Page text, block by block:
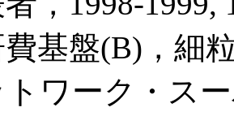
基盤(B)，細
トワーク・ス